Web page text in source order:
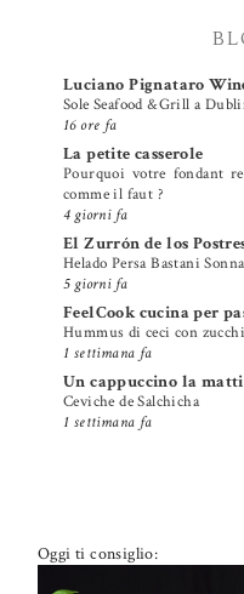
Luciano Pignataro
Sole Seafood &Grill a
16 ore fa
La petite casserole
Pourquoi votre fondant
comme il faut ?
4 giorni fa
El Zurrón de los
Helado Persa Bastani
5 giorni fa
FeelCook cucina per
Hummus di ceci con
1 settimana fa
Un cappuccino la
Ceviche de Salchicha
1 settimana fa
Oggi ti consiglio: